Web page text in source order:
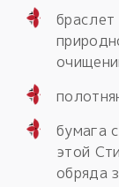
бумага
этой
обряда